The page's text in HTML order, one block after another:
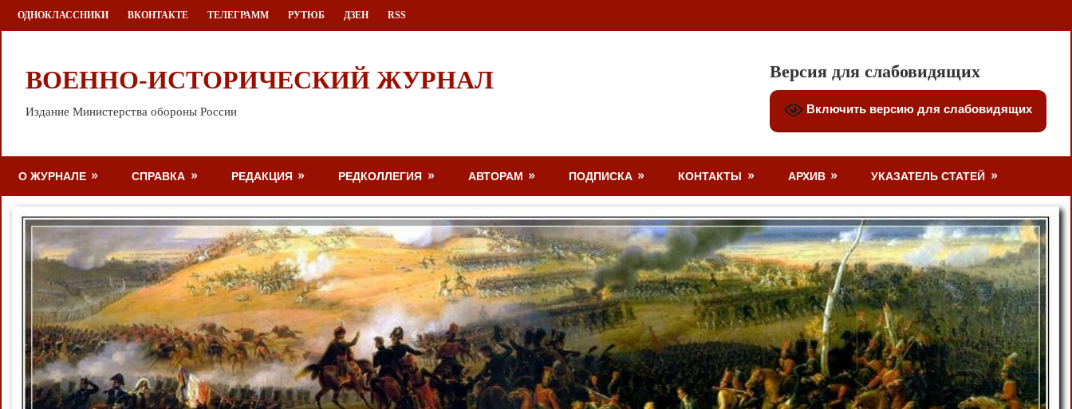
Перейти
к
ОДНОКЛАССНИКИ ВКОНТАКТЕ ТЕЛЕГРАММ РУТЮБ ДЗЕН RSS
ВОЕННО-ИСТОРИЧЕСКИЙ ЖУРНАЛ
Издание Министерства обороны России
Версия для слабовидящих
Включить версию для слабовидящих
О ЖУРНАЛЕ СПРАВКА РЕДАКЦИЯ РЕДКОЛЛЕГИЯ АВТОРАМ ПОДПИСКА КОНТАКТЫ АРХИВ УКАЗАТЕЛЬ СТАТЕЙ